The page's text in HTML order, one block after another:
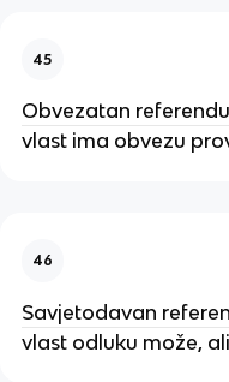
45
Obvezatan
vlast ima obvezu
46
Savjetodavan
vlast odluku može,